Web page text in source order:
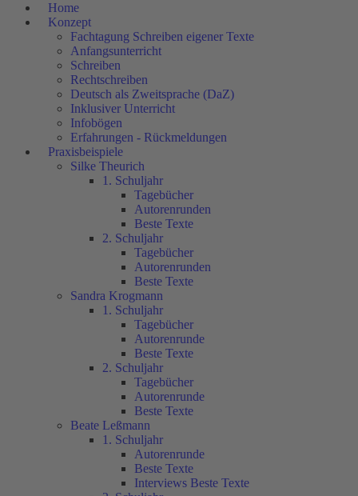
Home
Konzept
Fachtagung Schreiben eigener Texte
Anfangsunterricht
Schreiben
Rechtschreiben
Deutsch als Zweitsprache (DaZ)
Inklusiver Unterricht
Infobögen
Erfahrungen - Rückmeldungen
Praxisbeispiele
Silke Theurich
1. Schuljahr
Tagebücher
Autorenrunden
Beste Texte
2. Schuljahr
Tagebücher
Autorenrunden
Beste Texte
Sandra Krogmann
1. Schuljahr
Tagebücher
Autorenrunde
Beste Texte
2. Schuljahr
Tagebücher
Autorenrunde
Beste Texte
Beate Leßmann
1. Schuljahr
Autorenrunde
Beste Texte
Interviews Beste Texte